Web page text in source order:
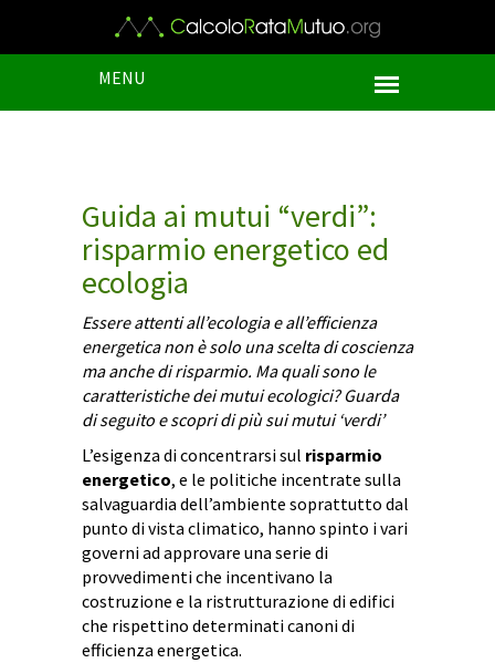
MENU
Guida ai mutui “verdi”:
risparmio energetico ed
ecologia
Essere attenti all’ecologia e all’efficienza
energetica non è solo una scelta di coscienza
ma anche di risparmio. Ma quali sono le
caratteristiche dei mutui ecologici? Guarda
di seguito e scopri di più sui mutui ‘verdi’
L’esigenza di concentrarsi sul risparmio
energetico, e le politiche incentrate sulla
salvaguardia dell’ambiente soprattutto dal
punto di vista climatico, hanno spinto i vari
governi ad approvare una serie di
provvedimenti che incentivano la
costruzione e la ristrutturazione di edifici
che rispettino determinati canoni di
efficienza energetica.